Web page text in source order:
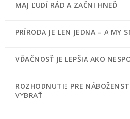
MAJ ĽUDÍ RÁD A ZAČNI HNEĎ
PRÍRODA JE LEN JEDNA – A MY
VĎAČNOSŤ JE LEPŠIA AKO
ROZHODNUTIE PRE
VYBRAŤ